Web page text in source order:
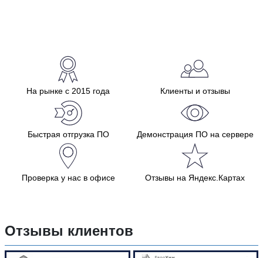
На рынке с 2015 года Клиенты и отзывы
Быстрая отгрузка ПО Демонстрация ПО на сервере
Проверка у нас в офисе Отзывы на Яндекс.Картах
Отзывы клиентов